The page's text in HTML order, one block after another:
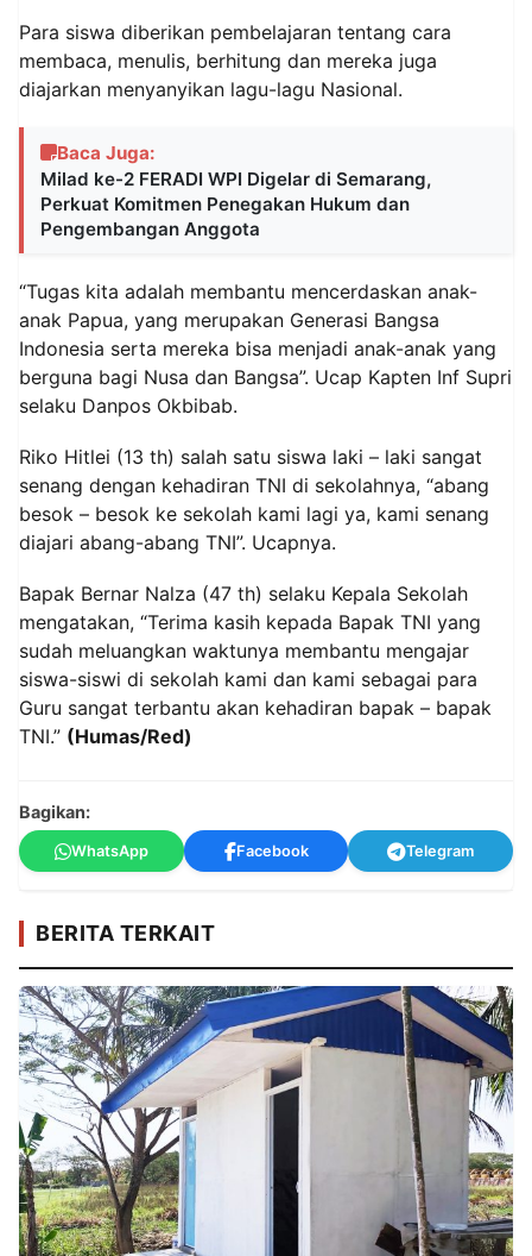
Para siswa diberikan pembelajaran tentang cara
membaca, menulis, berhitung dan mereka juga
diajarkan menyanyikan lagu-lagu Nasional.
Baca Juga:
Milad ke-2 FERADI WPI Digelar di Semarang,
Perkuat Komitmen Penegakan Hukum dan
Pengembangan Anggota
“Tugas kita adalah membantu mencerdaskan anak-
anak Papua, yang merupakan Generasi Bangsa
Indonesia serta mereka bisa menjadi anak-anak yang
berguna bagi Nusa dan Bangsa”. Ucap Kapten Inf Supri
selaku Danpos Okbibab.
Riko Hitlei (13 th) salah satu siswa laki – laki sangat
senang dengan kehadiran TNI di sekolahnya, “abang
besok – besok ke sekolah kami lagi ya, kami senang
diajari abang-abang TNI”. Ucapnya.
Bapak Bernar Nalza (47 th) selaku Kepala Sekolah
mengatakan, “Terima kasih kepada Bapak TNI yang
sudah meluangkan waktunya membantu mengajar
siswa-siswi di sekolah kami dan kami sebagai para
Guru sangat terbantu akan kehadiran bapak – bapak
TNI.” (Humas/Red)
Bagikan:
WhatsApp Facebook Telegram
BERITA TERKAIT